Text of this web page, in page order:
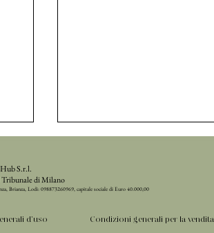
d'uso Condizioni generali per la vendita
S.r.l.
Tribunale di Milano
Brianza, Lodi: 098873260969, capitale sociale di Euro 40.000,00